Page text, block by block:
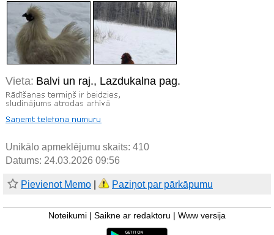
Vieta: Balvi un raj., Lazdukalna pag.
Unikālo apmeklējumu skaits: 410
Datums: 24.03.2026 09:56
Pievienot Memo Paziņot par pārkāpumu
Noteikumi Saikne ar redaktoru Www versija